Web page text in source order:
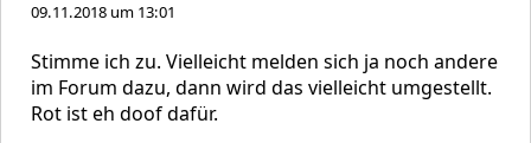
09.11.2018 um 13:01
Stimme ich zu. Vielleicht melden sich ja noch andere
im Forum dazu, dann wird das vielleicht umgestellt.
Rot ist eh doof dafür.